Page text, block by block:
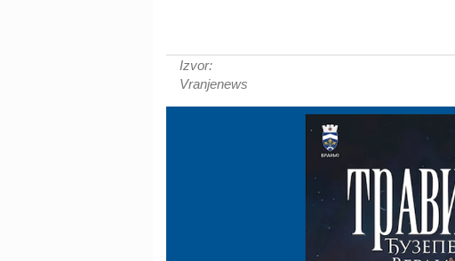
Izvor:
Vranjenews